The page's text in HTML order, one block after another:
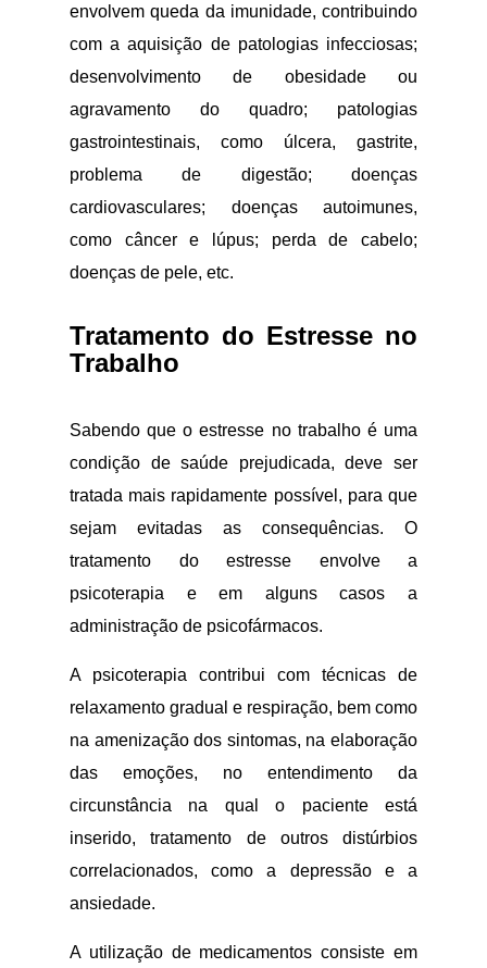
envolvem queda da imunidade, contribuindo
com a aquisição de patologias infecciosas;
desenvolvimento de obesidade ou
agravamento do quadro; patologias
gastrointestinais, como úlcera, gastrite,
problema de digestão; doenças
cardiovasculares; doenças autoimunes,
como câncer e lúpus; perda de cabelo;
doenças de pele, etc.
Tratamento do Estresse no
Trabalho
Sabendo que o estresse no trabalho é uma
condição de saúde prejudicada, deve ser
tratada mais rapidamente possível, para que
sejam evitadas as consequências. O
tratamento do estresse envolve a
psicoterapia e em alguns casos a
administração de psicofármacos.
A psicoterapia contribui com técnicas de
relaxamento gradual e respiração, bem como
na amenização dos sintomas, na elaboração
das emoções, no entendimento da
circunstância na qual o paciente está
inserido, tratamento de outros distúrbios
correlacionados, como a depressão e a
ansiedade.
A utilização de medicamentos consiste em